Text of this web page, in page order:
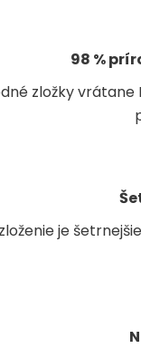
98 %
zložky
je